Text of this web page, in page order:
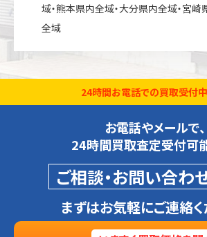
域・熊本県内全域・大分県内全域・宮崎
全域
24時間お電話での買取受付中
お電話やメールで、
24時間買取査定受付可能
ご相談・お問い合わ
まずはお気軽にご連絡く